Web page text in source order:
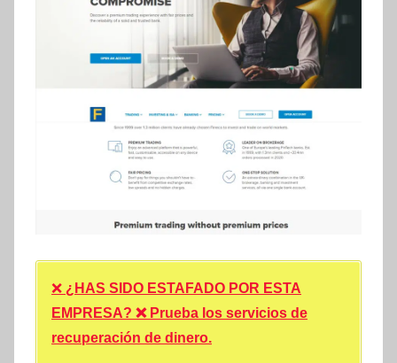
❌ ¿HAS SIDO ESTAFADO POR ESTA
EMPRESA? ❌ Prueba los servicios de
recuperación de dinero.